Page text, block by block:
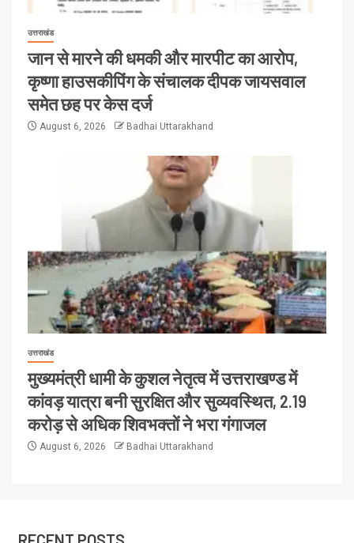
उत्तराखंड
जान से मारने की धमकी और मारपीट का आरोप,
कृष्णा हाउसकीपिंग के संचालक दीपक जायसवाल
समेत छह पर केस दर्ज
August 6, 2026 Badhai Uttarakhand
उत्तराखंड
मुख्यमंत्री धामी के कुशल नेतृत्व में उत्तराखण्ड में
कांवड़ यात्रा बनी सुरक्षित और सुव्यवस्थित, 2.19
करोड़ से अधिक शिवभक्तों ने भरा गंगाजल
August 6, 2026 Badhai Uttarakhand